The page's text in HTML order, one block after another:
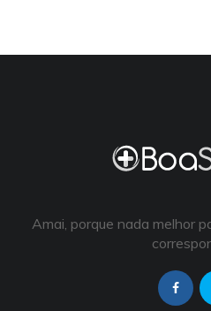
Amai, porque nada melhor